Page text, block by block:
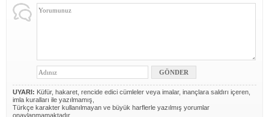
UYARI: Küfür, hakaret, rencide edici cümleler veya imalar, inançlara saldırı içeren,
imla kuralları ile yazılmamış,
Türkçe karakter kullanılmayan ve büyük harflerle yazılmış yorumlar
onaylanmamaktadır.